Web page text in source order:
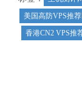
美国高防VPS推荐
香港CN2 VPS推